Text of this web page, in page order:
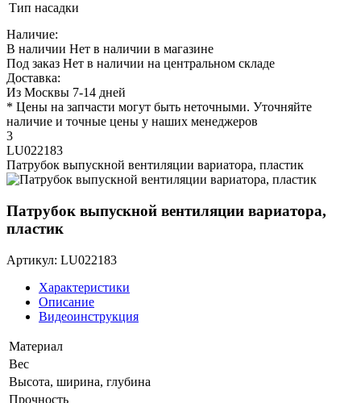
Тип насадки
Наличие:
В наличии Нет в наличии в магазине
Под заказ Нет в наличии на центральном складе
Доставка:
Из Москвы 7-14 дней
* Цены на запчасти могут быть неточными. Уточняйте
наличие и точные цены у наших менеджеров
3
LU022183
Патрубок выпускной вентиляции вариатора, пластик
Патрубок выпускной вентиляции вариатора,
пластик
Артикул: LU022183
Характеристики
Описание
Видеоинструкция
Материал
Вес
Высота, ширина, глубина
Прочность